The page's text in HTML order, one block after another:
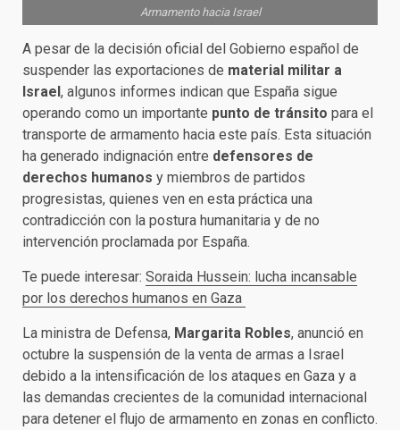
Armamento hacia Israel
A pesar de la decisión oficial del Gobierno español de
suspender las exportaciones de material militar a
Israel, algunos informes indican que España sigue
operando como un importante punto de tránsito para el
transporte de armamento hacia este país. Esta situación
ha generado indignación entre defensores de
derechos humanos y miembros de partidos
progresistas, quienes ven en esta práctica una
contradicción con la postura humanitaria y de no
intervención proclamada por España.
Te puede interesar: Soraida Hussein: lucha incansable
por los derechos humanos en Gaza
La ministra de Defensa, Margarita Robles, anunció en
octubre la suspensión de la venta de armas a Israel
debido a la intensificación de los ataques en Gaza y a
las demandas crecientes de la comunidad internacional
para detener el flujo de armamento en zonas en conflicto.